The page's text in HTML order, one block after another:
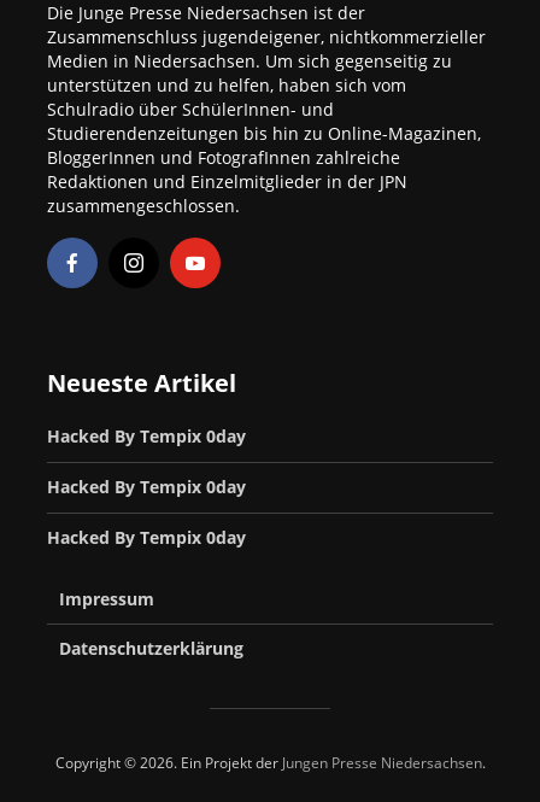
Die Junge Presse Niedersachsen ist der
Zusammenschluss jugendeigener, nichtkommerzieller
Medien in Niedersachsen. Um sich gegenseitig zu
unterstützen und zu helfen, haben sich vom
Schulradio über SchülerInnen- und
Studierendenzeitungen bis hin zu Online-Magazinen,
BloggerInnen und FotografInnen zahlreiche
Redaktionen und Einzelmitglieder in der JPN
zusammengeschlossen.
Neueste Artikel
Hacked By Tempix 0day
Hacked By Tempix 0day
Hacked By Tempix 0day
Impressum
Datenschutzerklärung
Copyright © 2026. Ein Projekt der Jungen Presse Niedersachsen.